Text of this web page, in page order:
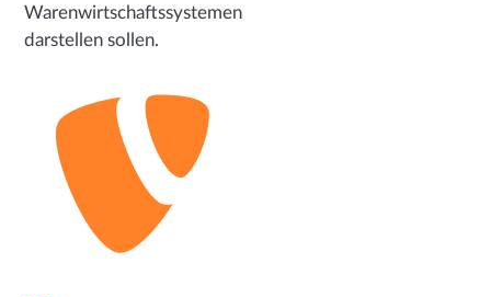
Warenwirtschaftssystemen
darstellen sollen.